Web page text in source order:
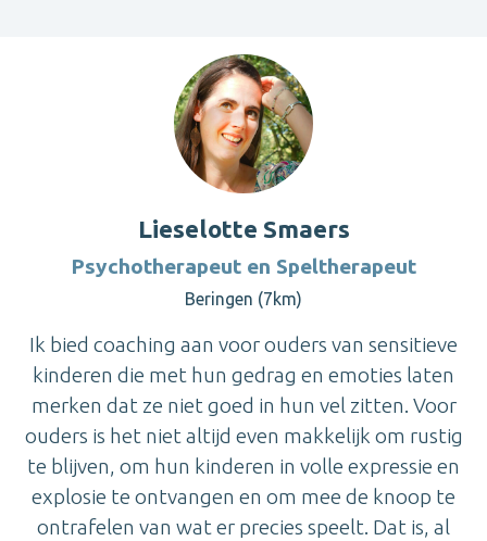
Lieselotte Smaers
Psychotherapeut en Speltherapeut
Beringen (7km)
Ik bied coaching aan voor ouders van sensitieve
kinderen die met hun gedrag en emoties laten
merken dat ze niet goed in hun vel zitten. Voor
ouders is het niet altijd even makkelijk om rustig
te blijven, om hun kinderen in volle expressie en
explosie te ontvangen en om mee de knoop te
ontrafelen van wat er precies speelt. Dat is, al